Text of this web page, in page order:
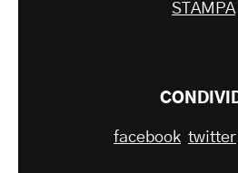
STAMPA
facebook twitter